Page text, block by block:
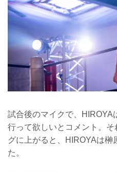
試合後のマイクで、HIROYA
行って欲しいとコメント。
グに上がると、HIROYAは榊
た。